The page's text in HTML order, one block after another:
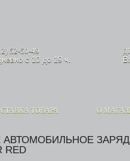
52-50-49
с 10 до 19 ч.
ТОВАРА О
АВТОМОБИЛЬНОЕ
RED